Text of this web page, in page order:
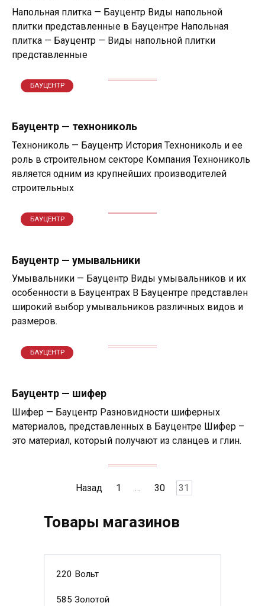
Напольная плитка — Бауцентр Виды напольной
плитки представленные в Бауцентре Напольная
плитка — Бауцентр — Виды напольной плитки
представленные
БАУЦЕНТР
Бауцентр — технониколь
Технониколь — Бауцентр История Технониколь и ее
роль в строительном секторе Компания Технониколь
является одним из крупнейших производителей
строительных
БАУЦЕНТР
Бауцентр — умывальники
Умывальники — Бауцентр Виды умывальников и их
особенности в Бауцентрах В Бауцентре представлен
широкий выбор умывальников различных видов и
размеров.
БАУЦЕНТР
Бауцентр — шифер
Шифер — Бауцентр Разновидности шиферных
материалов, представленных в Бауцентре Шифер –
это материал, который получают из сланцев и глин.
Назад 1 … 30 31
Товары магазинов
220 Вольт
585 Золотой